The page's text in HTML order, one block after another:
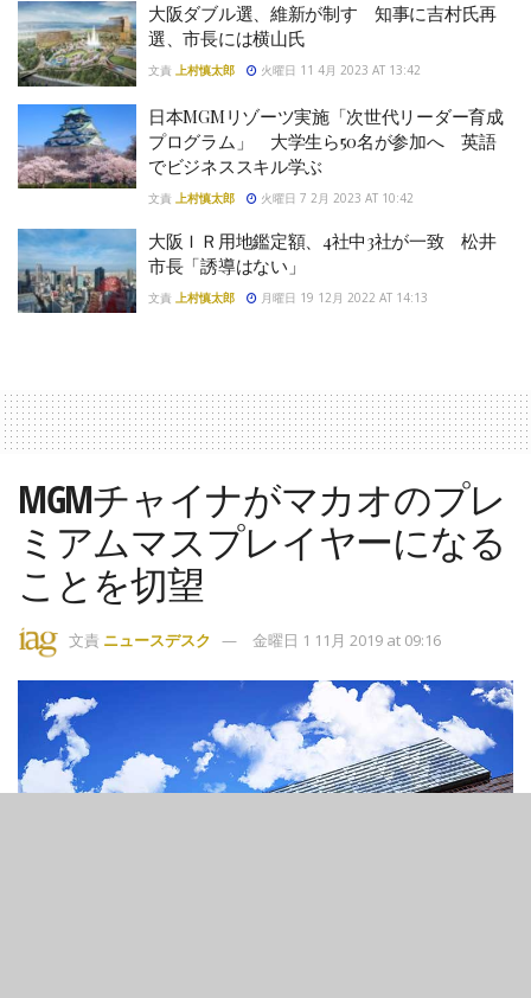
大阪ダブル選、維新が制す 知事に吉村氏再
選、市長には横山氏
文責 上村慎太郎 火曜日 11 4月 2023 AT 13:42
日本MGMリゾーツ実施「次世代リーダー育成
プログラム」 大学生ら50名が参加へ 英語
でビジネススキル学ぶ
文責 上村慎太郎 火曜日 7 2月 2023 AT 10:42
大阪ＩＲ用地鑑定額、4社中3社が一致 松井
市長「誘導はない」
文責 上村慎太郎 月曜日 19 12月 2022 AT 14:13
MGMチャイナがマカオのプレ
ミアムマスプレイヤーになる
ことを切望
文責 ニュースデスク 金曜日 1 11月 2019 at 09:16